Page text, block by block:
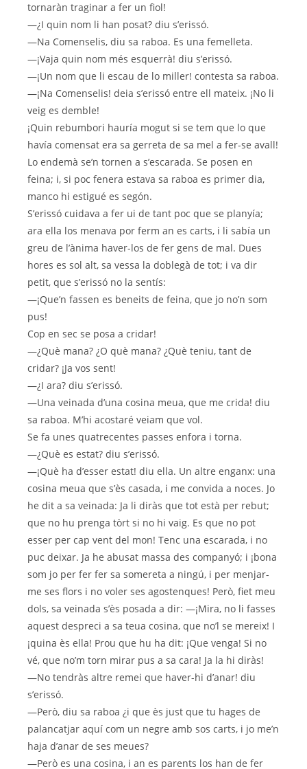
tornaràn traginar a fer un fiol!
—¿I quin nom li han posat? diu s’erissó.
—Na Comenselis, diu sa raboa. Es una femelleta.
—¡Vaja quin nom més esquerrà! diu s’erissó.
—¡Un nom que li escau de lo miller! contesta sa raboa.
—¡Na Comenselis! deia s’erissó entre ell mateix. ¡No li
veig es demble!
¡Quin rebumbori hauría mogut si se tem que lo que
havía comensat era sa gerreta de sa mel a fer-se avall!
Lo endemà se’n tornen a s’escarada. Se posen en
feina; i, si poc fenera estava sa raboa es primer dia,
manco hi estigué es segón.
S’erissó cuidava a fer ui de tant poc que se planyía;
ara ella los menava por ferm an es carts, i li sabía un
greu de l’ànima haver-los de fer gens de mal. Dues
hores es sol alt, sa vessa la doblegà de tot; i va dir
petit, que s’erissó no la sentís:
—¡Que’n fassen es beneits de feina, que jo no’n som
pus!
Cop en sec se posa a cridar!
—¿Què mana? ¿O què mana? ¿Què teniu, tant de
cridar? ¡Ja vos sent!
—¿I ara? diu s’erissó.
—Una veinada d’una cosina meua, que me crida! diu
sa raboa. M’hi acostaré veiam que vol.
Se fa unes quatrecentes passes enfora i torna.
—¿Què es estat? diu s’erissó.
—¡Què ha d’esser estat! diu ella. Un altre enganx: una
cosina meua que s’ès casada, i me convida a noces. Jo
he dit a sa veinada: Ja li diràs que tot està per rebut;
que no hu prenga tòrt si no hi vaig. Es que no pot
esser per cap vent del mon! Tenc una escarada, i no
puc deixar. Ja he abusat massa des companyó; i ¡bona
som jo per fer fer sa somereta a ningú, i per menjar-
me ses flors i no voler ses agostenques! Però, fiet meu
dols, sa veinada s’ès posada a dir: —¡Mira, no li fasses
aquest despreci a sa teua cosina, que no’l se mereix! I
¡quina ès ella! Prou que hu ha dit: ¡Que venga! Si no
vé, que no’m torn mirar pus a sa cara! Ja la hi diràs!
—No tendràs altre remei que haver-hi d’anar! diu
s’erissó.
—Però, diu sa raboa ¿i que ès just que tu hages de
palancatjar aquí com un negre amb sos carts, i jo me’n
haja d’anar de ses meues?
—Però es una cosina, i an es parents los han de fer